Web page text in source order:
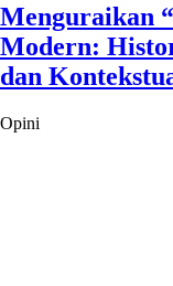
Menguraikan
Modern:
dan
Opini